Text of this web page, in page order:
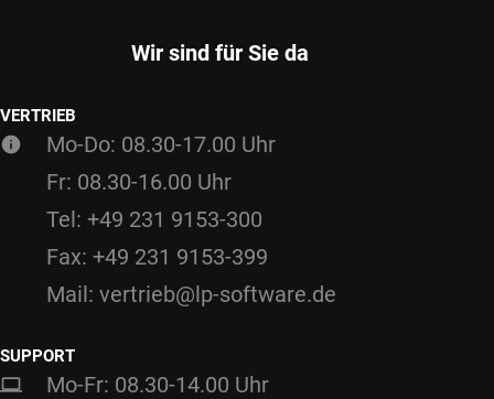
Wir sind für Sie da
VERTRIEB
Mo-Do: 08.30-17.00 Uhr
Fr: 08.30-16.00 Uhr
Tel: +49 231 9153-300
Fax: +49 231 9153-399
Mail: vertrieb@lp-software.de
SUPPORT
Mo-Fr: 08.30-14.00 Uhr